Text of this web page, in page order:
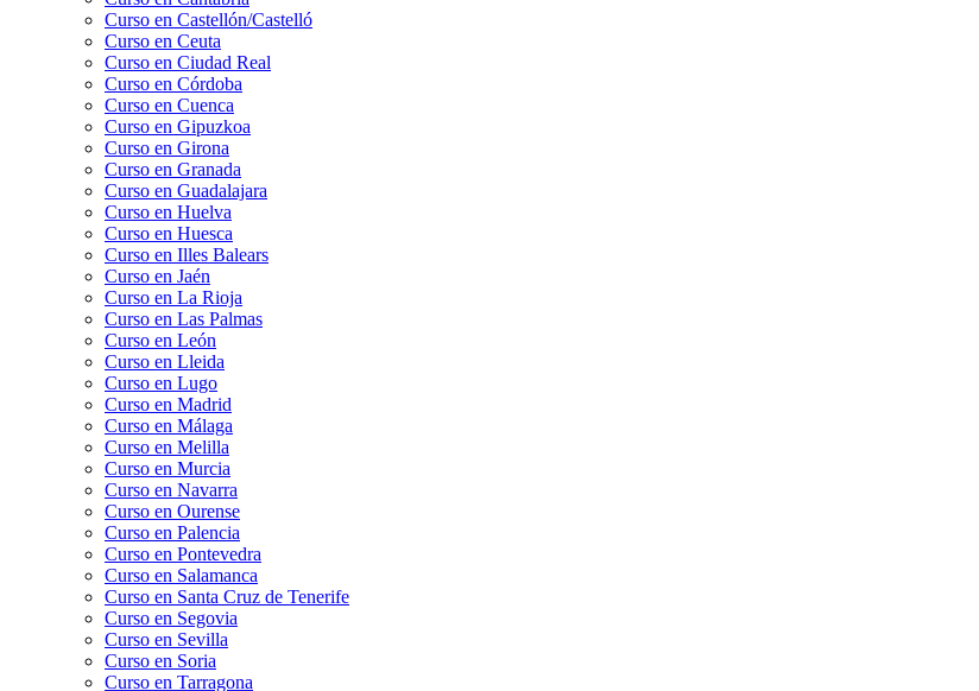
Curso en Castellón/Castelló
Curso en Ceuta
Curso en Ciudad Real
Curso en Córdoba
Curso en Cuenca
Curso en Gipuzkoa
Curso en Girona
Curso en Granada
Curso en Guadalajara
Curso en Huelva
Curso en Huesca
Curso en Illes Balears
Curso en Jaén
Curso en La Rioja
Curso en Las Palmas
Curso en León
Curso en Lleida
Curso en Lugo
Curso en Madrid
Curso en Málaga
Curso en Melilla
Curso en Murcia
Curso en Navarra
Curso en Ourense
Curso en Palencia
Curso en Pontevedra
Curso en Salamanca
Curso en Santa Cruz de Tenerife
Curso en Segovia
Curso en Sevilla
Curso en Soria
Curso en Tarragona